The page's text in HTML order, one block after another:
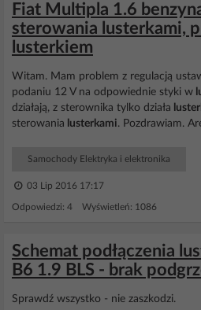
Fiat Multipla 1.6
sterowania lusterkami,
lusterkiem
Witam. Mam problem z regulacją
podaniu 12 V na odpowiednie styki w
działają, z sterownika tylko działa
sterowania lusterkami. Pozdrawiam.
Samochody Elektryka i elektronika
03 Lip 2016 17:17
Odpowiedzi: 4 Wyświetleń: 1086
Schemat podłączenia
B6 1.9 BLS - brak
Sprawdź wszystko - nie zaszkodzi.